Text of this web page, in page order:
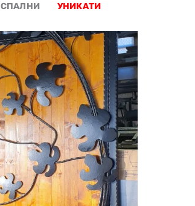
СПАЛНИ УНИКАТИ